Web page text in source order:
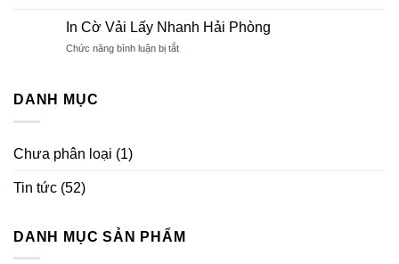
HảiHiểu
Tên
In Cờ Vải Lấy Nhanh Hải Phòng
Chức năng bình luận bị tắtở
DANH MỤC
Chưa phân loại (1)
Tin tức (52)
DANH MỤC SẢN PHẨM